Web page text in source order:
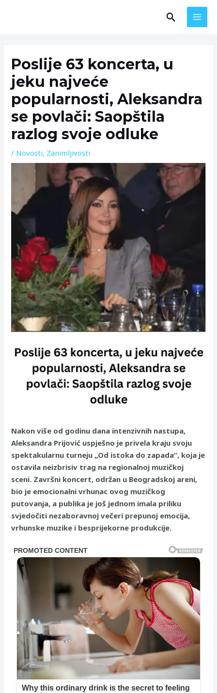
Search
Poslije 63 koncerta, u
jeku najveće
popularnosti, Aleksandra
se povlači: Saopštila
razlog svoje odluke
/ Novosti, Zanimljivosti
Nakon više od godinu dana intenzivnih nastupa,
Aleksandra Prijović uspješno je privela kraju svoju
spektakularnu turneju „Od istoka do zapada“, koja je
ostavila neizbrisiv trag na regionalnoj muzičkoj
sceni. Završni koncert, održan u Beogradskoj areni,
bio je emocionalni vrhunac ovog muzičkog
putovanja, a publika je još jednom imala priliku
svjedočiti nezaboravnoj večeri prepunoj emocija,
vrhunske muzike i besprijekorne produkcije.